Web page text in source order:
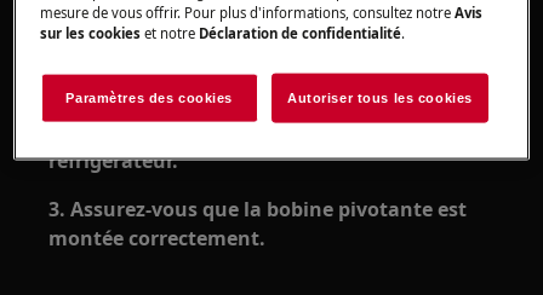
1. Utilisez du lait frais partiellement écrémé.
2. Utilisez du lait à la température du
réfrigérateur.
3. Assurez-vous que la bobine pivotante est
montée correctement.
mesure de vous offrir. Pour plus d'informations, consultez notreAvis
sur les cookies et notre Déclaration de confidentialité.
Paramètres des cookies Autoriser tous les cookies